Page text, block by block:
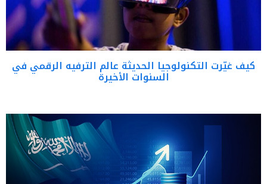
كيف غيّرت التكنولوجيا الحديثة عالم الترفيه الرقمي في
السنوات الأخيرة